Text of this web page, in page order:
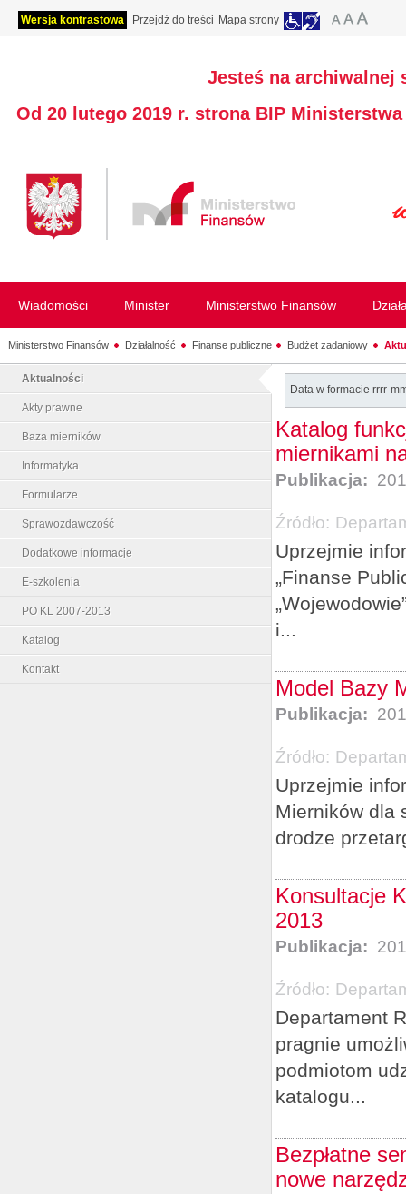
Wersja kontrastowa Przejdź do treści Mapa strony
Jesteś na archiwalnej
Od 20 lutego 2019 r. strona BIP
Wiadomości Minister Ministerstwo Finansów
Ministerstwo Finansów Działalność Finanse publiczne Budżet zadaniowy
Aktualności
Akty prawne
Baza mierników
Informatyka
Formularze
Sprawozdawczość
Dodatkowe informacje
E-szkolenia
PO KL 2007-2013
Katalog
Kontakt
Data w formacie rrrr-
Katalog
miernikami
Publikacja:
Źródło:
Uprzejmie
„Finanse
i...
Model Bazy
Publikacja:
Źródło:
Uprzejmie
Mierników dla
drodze
Konsultacje
2013
Publikacja:
Źródło:
Departament
pragnie
podmiotom
katalogu...
Bezpłatne
nowe